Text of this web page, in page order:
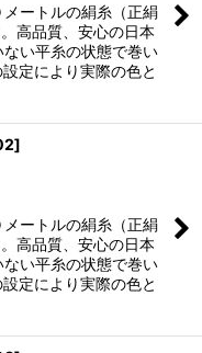
ートルの絹糸（正絹
高品質、安心の日本
い平糸の状態で巻い
定により実際の色と
]
ートルの絹糸（正絹
高品質、安心の日本
い平糸の状態で巻い
定により実際の色と